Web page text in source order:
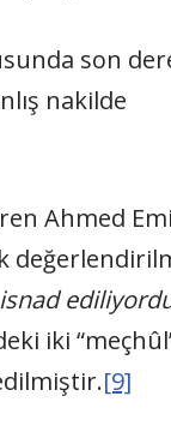
son
nakilde
Ahmed
iki
[9]